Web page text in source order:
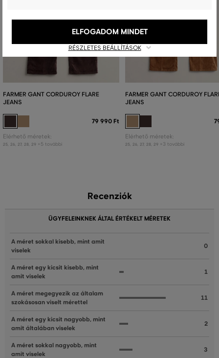
FARMER GANT CORDUROY FLARE
JEANS
79 990 Ft
Elérhető méretek:
25 26 27, 28 29 +5 további
FARMER GANT CORDUROY
JEANS
Elérhető méretek:
25 26 27, 28 29 +3 további
Recenziók
ÜGYFELEINKNEK ÁLTAL ÉRTÉKELT MÉRETEK
A méret sokkal kisebb, mint amit
viselek
0
A méret egy kicsit kisebb, mint
amit viselek
1
A méret megegyezik az általam
szokásosan viselt mérettel
11
A méret egy kicsit nagyobb, mint
amit általában viselek
2
A méret sokkal nagyobb, mint
amit viselek
3
RÉSZLETES BEÁLLÍTÁSOK
ELFOGADOM MINDET